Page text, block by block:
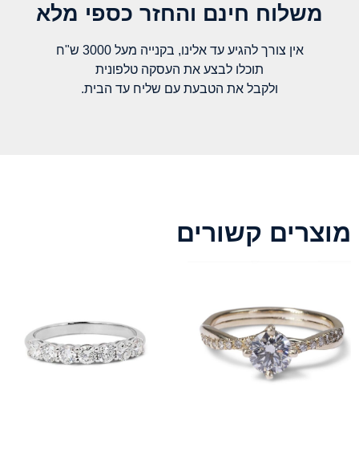
משלוח חינם והחזר כספי מלא​
אין צורך להגיע עד אלינו, בקנייה מעל 3000 ש"ח
תוכלו לבצע את העסקה טלפונית
ולקבל את הטבעת עם שליח עד הבית.
מוצרים קשורים